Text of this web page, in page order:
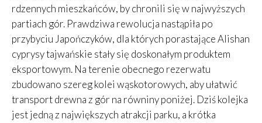
rdzennych mieszkańców, by chronili się w najwyższych
partiach gór. Prawdziwa rewolucja nastąpiła po
przybyciu Japończyków, dla których porastające Alishan
cyprysy tajwańskie stały się doskonałym produktem
eksportowym. Na terenie obecnego rezerwatu
zbudowano szereg kolei wąskotorowych, aby ułatwić
transport drewna z gór na równiny poniżej. Dziś kolejka
jest jedną z największych atrakcji parku, a krótka